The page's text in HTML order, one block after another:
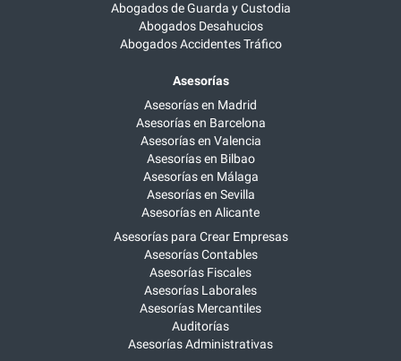
Abogados de Guarda y Custodia
Abogados Desahucios
Abogados Accidentes Tráfico
Asesorías
Asesorías en Madrid
Asesorías en Barcelona
Asesorías en Valencia
Asesorías en Bilbao
Asesorías en Málaga
Asesorías en Sevilla
Asesorías en Alicante
Asesorías para Crear Empresas
Asesorías Contables
Asesorías Fiscales
Asesorías Laborales
Asesorías Mercantiles
Auditorías
Asesorías Administrativas